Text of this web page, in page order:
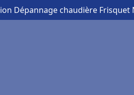
Dépannage chaudière Frisquet